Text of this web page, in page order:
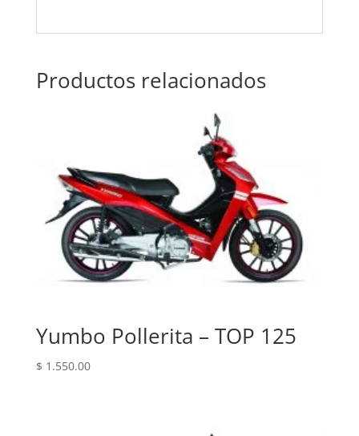
Productos relacionados
Yumbo Pollerita – TOP 125
$ 1.550.00